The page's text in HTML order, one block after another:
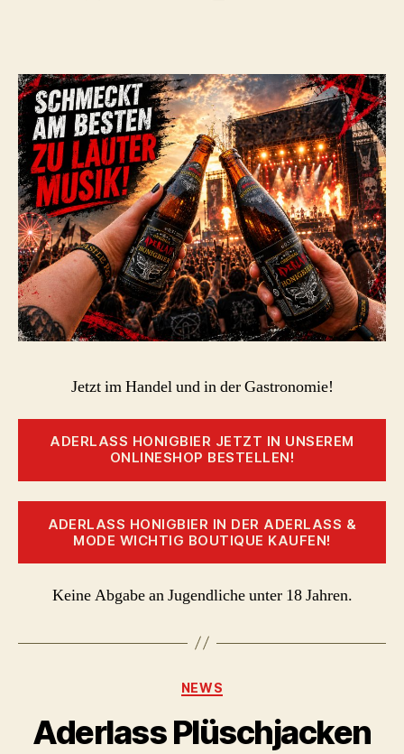
Jetzt im Handel und in der Gastronomie!
ADERLASS HONIGBIER JETZT IN UNSEREM
ONLINESHOP BESTELLEN!
ADERLASS HONIGBIER IN DER ADERLASS &
MODE WICHTIG BOUTIQUE KAUFEN!
Keine Abgabe an Jugendliche unter 18 Jahren.
Kategorien
NEWS
Aderlass Plüschjacken